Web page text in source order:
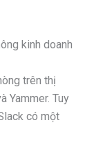
kinh doanh
trên thị
Yammer. Tuy
có một